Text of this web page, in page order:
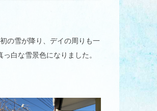
の雪が降り、デイの周りも一
っ白な雪景色になりました。